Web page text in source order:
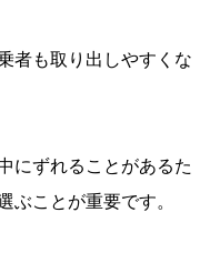
者も取り出しやすくな
にずれることがあるた
ぶことが重要です。